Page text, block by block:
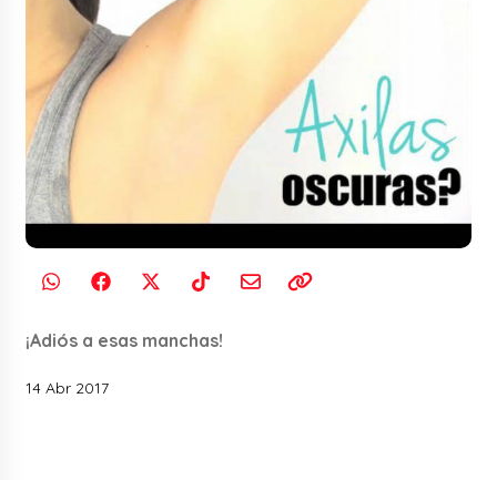
¡Adiós a esas manchas!
14 Abr 2017